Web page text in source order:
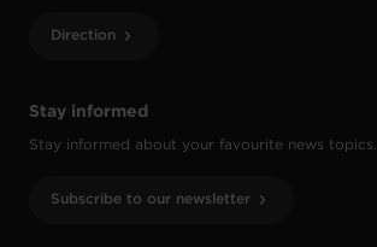
Stay informed
Stay informed about your favourite news topics.
Subscribe to our newsletter
Direction